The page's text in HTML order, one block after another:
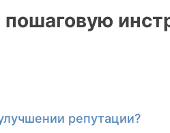
пошаговую
репутации?